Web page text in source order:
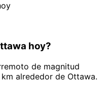
hoy?
de magnitud
alrededor de Ottawa.